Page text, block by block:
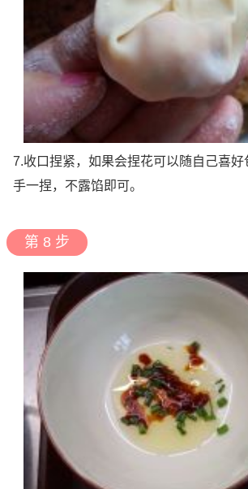
7.收口捏紧，如果会捏花可以随自己喜
手一捏，不露馅即可。
第 8 步